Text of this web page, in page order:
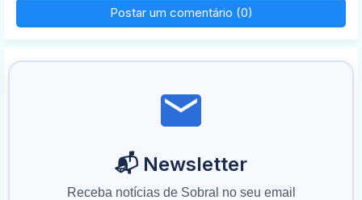
Postar um comentário (0)
📬 Newsletter
Receba notícias de Sobral no seu email